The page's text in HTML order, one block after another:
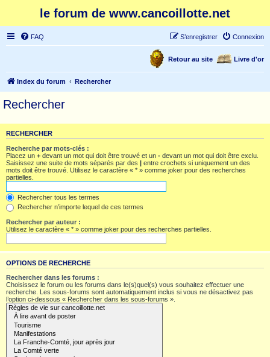
le forum de www.cancoillotte.net
FAQ Connexion
S’enregistrer
Livre d'or
Retour au site
Index du forum Rechercher
Rechercher
RECHERCHER
Recherche par mots-clés :
Placez un + devant un mot qui doit être trouvé et un - devant un mot qui doit être exclu.
Saisissez une suite de mots séparés par des | entre crochets si uniquement un des
mots doit être trouvé. Utilisez le caractère « * » comme joker pour des recherches
partielles.
Rechercher tous les termes
Rechercher n’importe lequel de ces termes
Rechercher par auteur :
Utilisez le caractère « * » comme joker pour des recherches partielles.
OPTIONS DE RECHERCHE
Rechercher dans les forums :
Choisissez le forum ou les forums dans le(s)quel(s) vous souhaitez effectuer une
recherche. Les sous-forums sont automatiquement inclus si vous ne désactivez pas
l’option ci-dessous « Rechercher dans les sous-forums ».